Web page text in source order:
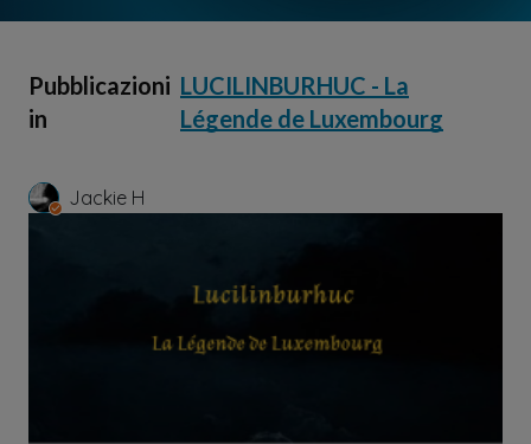
Pubblicazioni
in
LUCILINBURHUC - La
Légende de Luxembourg
Jackie H